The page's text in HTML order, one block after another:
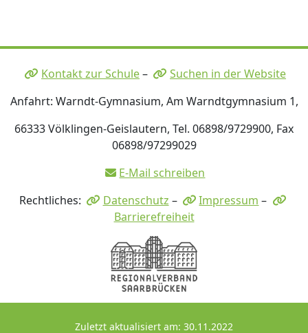
Kontakt zur Schule–
Suchen in der Website
Anfahrt: Warndt-Gymnasium, Am Warndtgymnasium 1,
66333 Völklingen-Geislautern, Tel. 06898/9729900, Fax
06898/97299029
E-Mail schreiben
Rechtliches:
Datenschutz – Impressum –
Barrierefreiheit
Zuletzt aktualisiert am: 30.11.2022